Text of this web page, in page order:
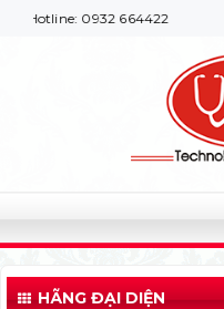
0932 664422
HÃNG ĐẠI DIỆN